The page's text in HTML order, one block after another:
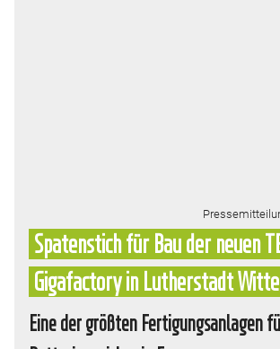
Spatenstich für Bau der neuen
Gigafactory in Lutherstadt
Eine der größten Fertigungsanlagen